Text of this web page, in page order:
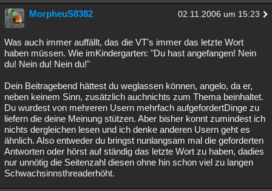
Astronomie Helpdesk Gruppen Gaming Filme
Musik
Übersichten
Besucht Teilgenommen
Lesenswert Schlüsselwörter
MorpheuS8382 02.11.2006 um 15:23
Was auch immer auffällt, das die VT's immer das letzte Wort
haben müssen. Wie imKindergarten: "Du hast angefangen! Nein
du! Nein du! Nein du!"
Dein Beitragebend hättest du weglassen können, angelo, da er,
neben keinem Sinn, zusätzlich auchnichts zum Thema beinhaltet.
Du wurdest von mehreren Usern mehrfach aufgefordertDinge zu
liefern die deine Meinung stützen. Aber bisher konnt zumindest ich
nichts dergleichen lesen und ich denke anderen Usern geht es
ähnlich. Also entweder du bringst nunlangsam mal die geforderten
Antworten oder hörst auf ständig das letzte Wort zu haben, dadies
nur unnötig die Seitenzahl diesen ohne hin schon viel zu langen
Schwachsinnsthreaderhöht.